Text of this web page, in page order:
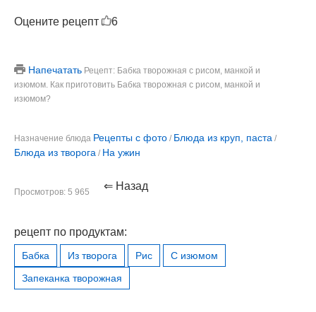
Оцените рецепт 6
Напечатать Рецепт: Бабка творожная с рисом, манкой и
изюмом. Как приготовить Бабка творожная с рисом, манкой и
изюмом?
Назначение блюда Рецепты с фото / Блюда из круп, паста /
Блюда из творога / На ужин
Просмотров: 5 965 ⇐ Назад
рецепт по продуктам:
Бабка Из творога Рис
С изюмом
Запеканка творожная